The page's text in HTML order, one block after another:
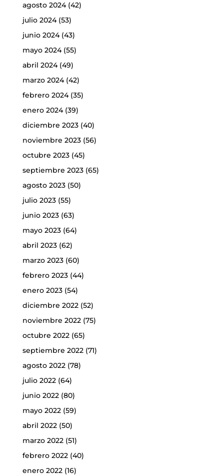
agosto 2024(42)
julio 2024(53)
junio 2024(43)
mayo 2024(55)
abril 2024(49)
marzo 2024(42)
febrero 2024(35)
enero 2024(39)
diciembre 2023(40)
noviembre 2023(56)
octubre 2023(45)
septiembre 2023(65)
agosto 2023(50)
julio 2023(55)
junio 2023(63)
mayo 2023(64)
abril 2023(62)
marzo 2023(60)
febrero 2023(44)
enero 2023(54)
diciembre 2022(52)
noviembre 2022(75)
octubre 2022(65)
septiembre 2022(71)
agosto 2022(78)
julio 2022(64)
junio 2022(80)
mayo 2022(59)
abril 2022(50)
marzo 2022(51)
febrero 2022(40)
enero 2022(16)